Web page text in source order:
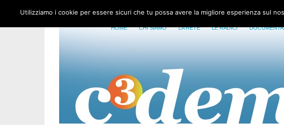
HOME CHI SIAMO LA RETE LE RADICI
Utilizziamo i cookie per essere sicuri che tu possa avere la migliore esperienza sul